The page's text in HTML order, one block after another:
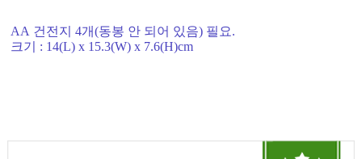
AA 건전지 4개(동봉 안 되어 있음) 필요.
크기
: 14(L) x 15.3(W) x 7.6(H)cm